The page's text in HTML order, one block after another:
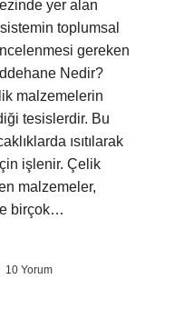
yer alan
toplumsal
gereken
Nedir?
malzemelerin
tesislerdir. Bu
ısıtılarak
işlenir. Çelik
malzemeler,
birçok…
10 Yorum